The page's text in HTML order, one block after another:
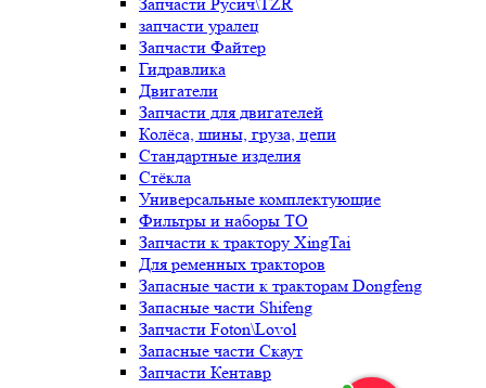
запчасти уралец
Запчасти Файтер
Гидравлика
Двигатели
Запчасти для двигателей
Колёса, шины, груза, цепи
Стандартные изделия
Стёкла
Универсальные комплектующие
Фильтры и наборы ТО
Запчасти к трактору XingTai
Для ременных тракторов
Запасные части к тракторам Dongfeng
Запасные части Shifeng
Запчасти Foton\Lovol
Запасные части Скаут
Запчасти Кентавр